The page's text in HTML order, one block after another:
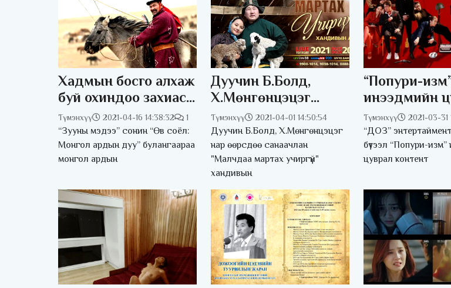
Хадмын босго алхаж
буй охиндоо захиас
болгон дуулдаг
“Хөөрхөн халиун”
Түмэнхүү 2021-04-16 14:38:32 1
“Зууны мэдээ” сонин “Өв соёл:
Монгол ардын дуу” булангаараа
монгол ардын
Дуучин Б.Болд,
Х.Мөнгөнцэцэг
“Малчдаа мартах
учиргүй“ хандивын
аяныг зохион
байгуулж байна
Түмэнхүү 2021-04-01 14:50:54
Дуучин Б.Болд, Х.Мөнгөнцэцэг
нар өөрсдөө санаачлан
"Малчдаа мартах учиргүй"
хандивын
“Попури-
инээдмийн
контент
хүртээл
Түмэнхүү 2021-03-31
“ДОЗ”
бүтээл “Попури-
цуврал контент